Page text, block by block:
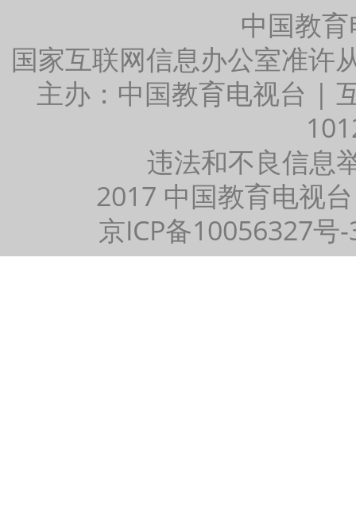
中国教
国家互联网信息办公室准许
主办：中国教育电视台 |
违法和不良信息
2017 中国教育电视
京ICP备10056327号